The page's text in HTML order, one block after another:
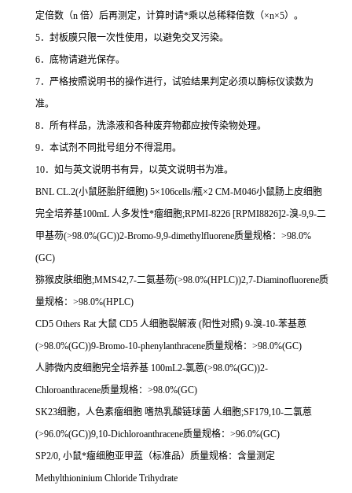
定倍数（n 倍）后再测定，计算时请*乘以总稀释倍数（×n×5）。
5．封板膜只限一次性使用，以避免交叉污染。
6．底物请避光保存。
7．严格按照说明书的操作进行，试验结果判定必须以酶标仪读数为
准。
8．所有样品，洗涤液和各种废弃物都应按传染物处理。
9．本试剂不同批号组分不得混用。
10．如与英文说明书有异，以英文说明书为准。
BNL CL.2(小鼠胚胎肝细胞) 5×106cells/瓶×2 CM-M046小鼠肠上皮细胞
完全培养基100mL 人多发性*瘤细胞;RPMI-8226 [RPMI8826]2-溴-9,9-二
甲基芴(>98.0%(GC))2-Bromo-9,9-dimethylfluorene质量规格： >98.0%
(GC)
猕猴皮肤细胞;MMS42,7-二氨基芴(>98.0%(HPLC))2,7-Diaminofluorene质
量规格： >98.0%(HPLC)
CD5 Others Rat大鼠 CD5 人细胞裂解液 (阳性对照) 9-溴-10-苯基蒽
(>98.0%(GC))9-Bromo-10-phenylanthracene质量规格： >98.0%(GC)
人肺微内皮细胞完全培养基 100mL2-氯蒽(>98.0%(GC))2-
Chloroanthracene质量规格： >98.0%(GC)
SK23细胞，人色素瘤细胞 嗜热乳酸链球菌 人细胞;SF179,10-二氯蒽
(>96.0%(GC))9,10-Dichloroanthracene质量规格： >96.0%(GC)
SP2/0, 小鼠*瘤细胞亚甲蓝（标准品）质量规格：含量测定
Methylthioninium Chloride Trihydrate